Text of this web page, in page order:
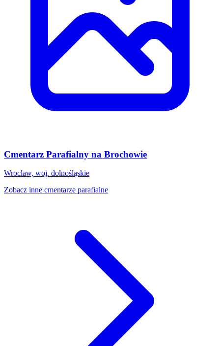
Cmentarz Parafialny na Brochowie
Wrocław, woj. dolnośląskie
Zobacz inne cmentarze parafialne